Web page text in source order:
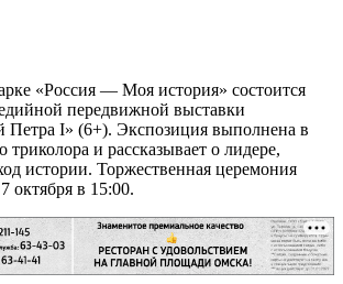
«Россия — Моя история» состоится
передвижной выставки
Петра I» (6+). Экспозиция выполнена в
триколора и рассказывает о лидере,
истории. Торжественная церемония
октября в 15:00.